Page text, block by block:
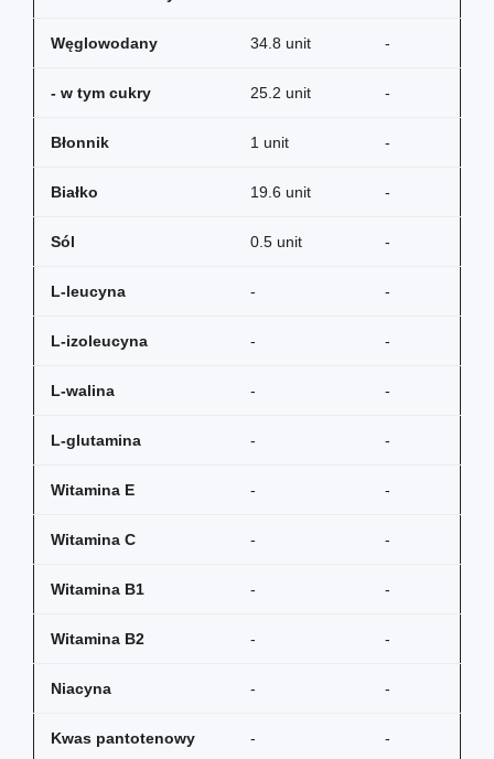
Węglowodany 34.8 unit -
- w tym cukry 25.2 unit -
Błonnik 1 unit -
Białko 19.6 unit -
Sól 0.5 unit -
L-leucyna - -
L-izoleucyna - -
L-walina - -
L-glutamina - -
Witamina E - -
Witamina C - -
Witamina B1 - -
Witamina B2 - -
Niacyna - -
Kwas pantotenowy - -